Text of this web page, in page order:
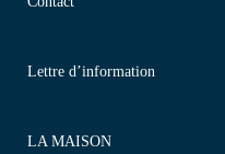
Lettre d’information
LA MAISON